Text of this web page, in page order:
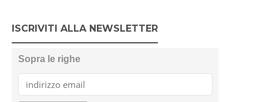
ISCRIVITI ALLA NEWSLETTER
Sopra le righe